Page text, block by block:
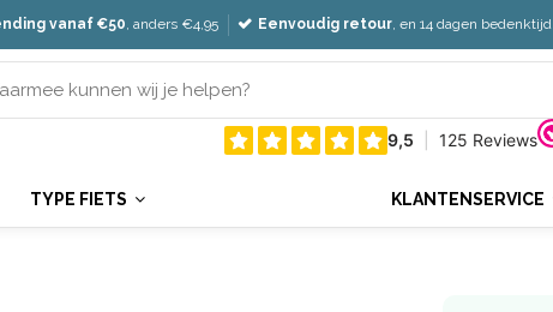
vanaf €50, anders €4,95 Eenvoudig retour, en 14 dagen bedenktijd
TYPE FIETS KLANTENSERVICE